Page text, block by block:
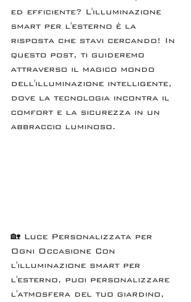
ed efficiente? L'illuminazione
smart per l'esterno è la
risposta che stavi cercando! In
questo post, ti guideremo
attraverso il magico mondo
dell'illuminazione intelligente,
dove la tecnologia incontra il
comfort e la sicurezza in un
abbraccio luminoso.
🏡 Luce Personalizzata per
Ogni Occasione Con
l'illuminazione smart per
l'esterno, puoi personalizzare
l'atmosfera del tuo giardino,